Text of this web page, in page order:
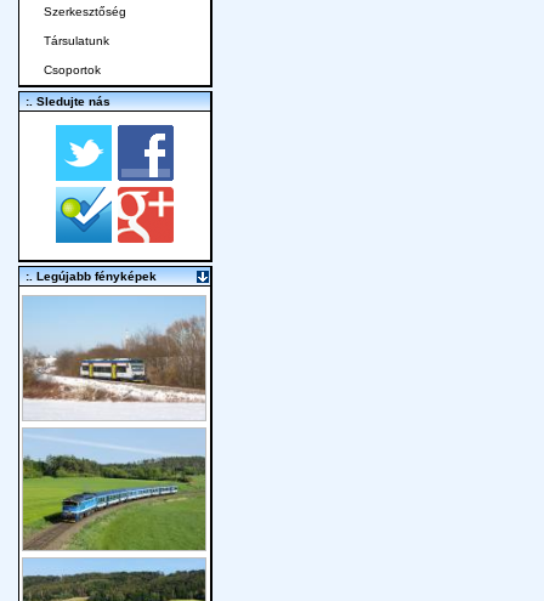
Szerkesztőség
Társulatunk
Csoportok
:. Sledujte nás
:. Legújabb fényképek